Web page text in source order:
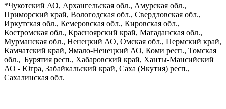
*Чукотский АО, Архангельская обл., Амурская обл.,
Приморский край, Вологодская обл., Свердловская обл.,
Иркутская обл., Кемеровская обл., Кировская обл.,
Костромская обл., Красноярский край, Магаданская обл.,
Мурманская обл., Ненецкий АО, Омская обл., Пермский край,
Камчатский край, Ямало-Ненецкий АО, Коми респ., Томская
обл., Бурятия респ., Хабаровский край, Ханты-Мансийский
АО - Югра, Забайкальский край, Саха (Якутия) респ.,
Сахалинская обл.